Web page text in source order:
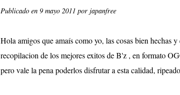
Publicado en 9 mayo 2011 por japanfree
Hola amigos que amaís como yo, las cosas bien hechas
recopilacion de los mejores exitos de B'z , en formato
pero vale la pena poderlos disfrutar a esta calidad,